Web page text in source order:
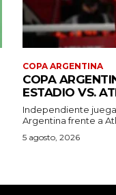
COPA ARGENTINA
COPA
ESTADIO VS.
Independiente
Argentina frente a
5 agosto, 2026